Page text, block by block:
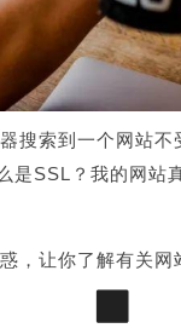
搜索到一个网站
是SSL？我的网
，让你了解有关网